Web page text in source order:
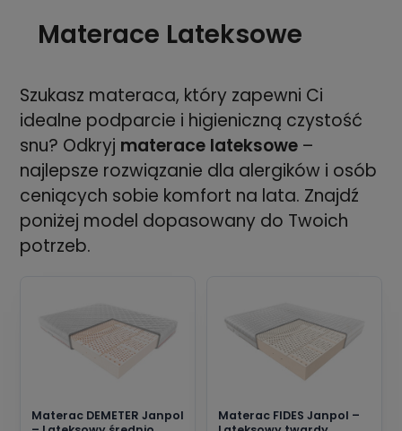
Materace Lateksowe
Szukasz materaca, który zapewni Ci
idealne podparcie i higieniczną czystość
snu? Odkryj materace lateksowe –
najlepsze rozwiązanie dla alergików i osób
ceniących sobie komfort na lata. Znajdź
poniżej model dopasowany do Twoich
potrzeb.
Materac DEMETER Janpol
Materac FIDES Janpol –